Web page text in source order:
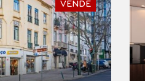
VENDE